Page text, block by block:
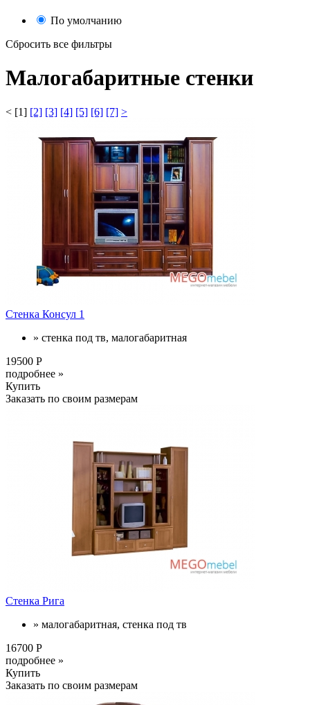
По умолчанию
Сбросить все фильтры
Малогабаритные стенки
< [1] [2] [3] [4] [5] [6] [7] >
Стенка Консул 1
» стенка под тв, малогабаритная
19500 Р
подробнее »
Купить
Заказать по своим размерам
Стенка Рига
» малогабаритная, стенка под тв
16700 Р
подробнее »
Купить
Заказать по своим размерам